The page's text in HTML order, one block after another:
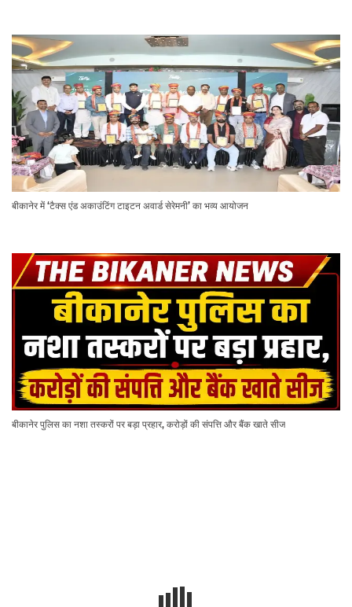
बीकानेर में ‘टैक्स एंड अकाउंटिंग टाइटन अवार्ड सेरेमनी’ का भव्य आयोजन
बीकानेर पुलिस का नशा तस्करों पर बड़ा प्रहार, करोड़ों की संपत्ति और बैंक खाते सीज